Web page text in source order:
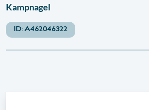
Kampnagel
ID:A462046322